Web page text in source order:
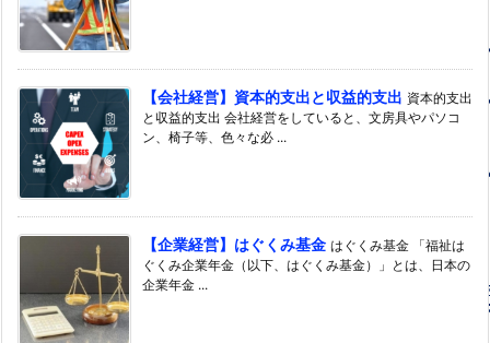
【会社経営】資本的支出と収益的支出 資本的支出
と収益的支出 会社経営をしていると、文房具やパソコ
ン、椅子等、色々な必 ...
【企業経営】はぐくみ基金 はぐくみ基金 「福祉は
ぐくみ企業年金（以下、はぐくみ基金）」とは、日本の
企業年金 ...